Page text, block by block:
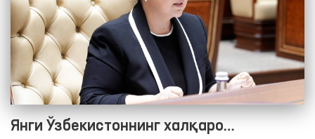
Янги Ўзбекистоннинг халқаро